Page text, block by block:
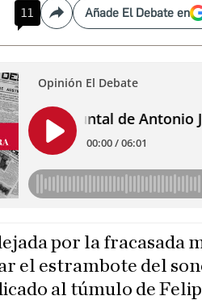
11 CompartirAñade El Debate en
por la fracasada
el estrambote del
al túmulo de